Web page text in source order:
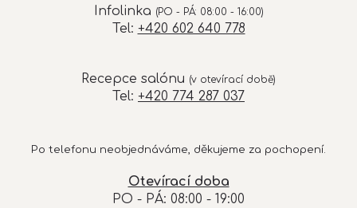
Infolinka (PO - PÁ: 08:00 - 16:00)
Tel: +420 602 640 778
Recepce salónu (v otevírací době)
Tel: +420 774 287 037
Po telefonu neobjednáváme, děkujeme za pochopení.
Otevírací doba
PO - PÁ: 08:00 - 19:00